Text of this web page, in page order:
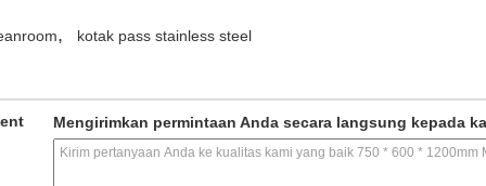
, kotak pass stainless steel
Mengirimkan permintaan Anda secara langsung kepada